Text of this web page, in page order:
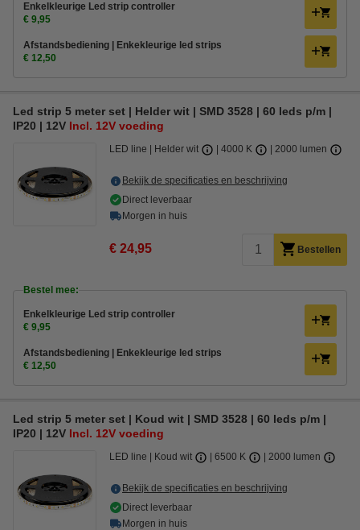
Enkelkleurige Led strip controller
€ 9,95
Afstandsbediening | Enkekleurige led strips
€ 12,50
Led strip 5 meter set | Helder wit | SMD 3528 | 60 leds p/m |
IP20 | 12V Incl. 12V voeding
LED line Helder wit 4000 K 2000 lumen
Bekijk de specificaties en beschrijving
Direct leverbaar
Morgen in huis
€ 24,95 Bestellen
Bestel mee:
Enkelkleurige Led strip controller
€ 9,95
Afstandsbediening | Enkekleurige led strips
€ 12,50
Led strip 5 meter set | Koud wit | SMD 3528 | 60 leds p/m |
IP20 | 12V Incl. 12V voeding
LED line Koud wit 6500 K 2000 lumen
Bekijk de specificaties en beschrijving
Direct leverbaar
Morgen in huis